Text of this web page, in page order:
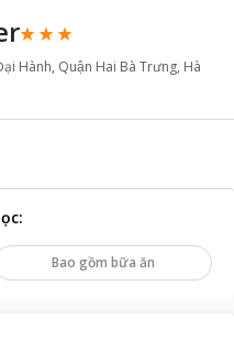
Hành, Quận Hai Bà Trưng, Hà
:
Bao gồm bữa ăn